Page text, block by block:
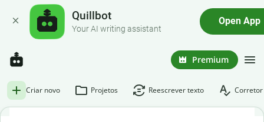
Quillbot
Your AI writing assistant
Open App
Premium
Criar novo Projetos Reescrever texto